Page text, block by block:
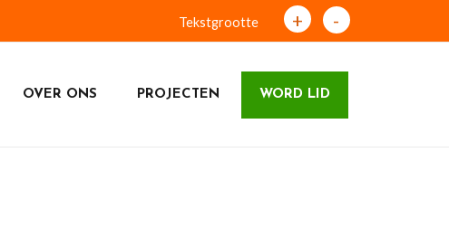
Tekstgrootte + -
OVER ONS PROJECTEN WORD LID